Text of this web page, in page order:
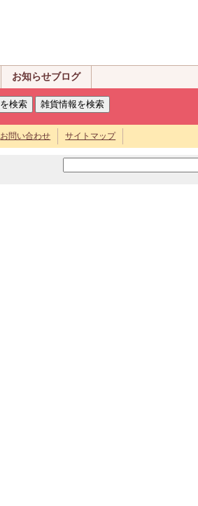
お知らせブログ
お問い合わせ サイトマップ